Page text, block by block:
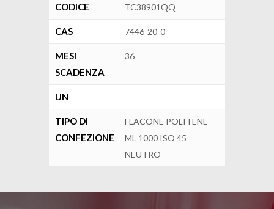
CODICE TC38901QQ
CAS 7446-20-0
MESI
SCADENZA
36
UN
TIPO DI
CONFEZIONE
FLACONE POLITENE
ML 1000 ISO 45
NEUTRO